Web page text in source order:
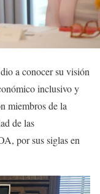
a conocer su visión
inclusivo y
miembros de la
de las
por sus siglas en